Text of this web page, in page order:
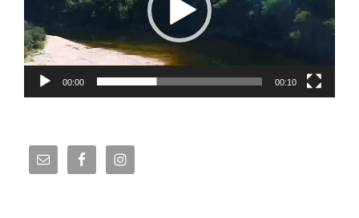
00:00 00:10